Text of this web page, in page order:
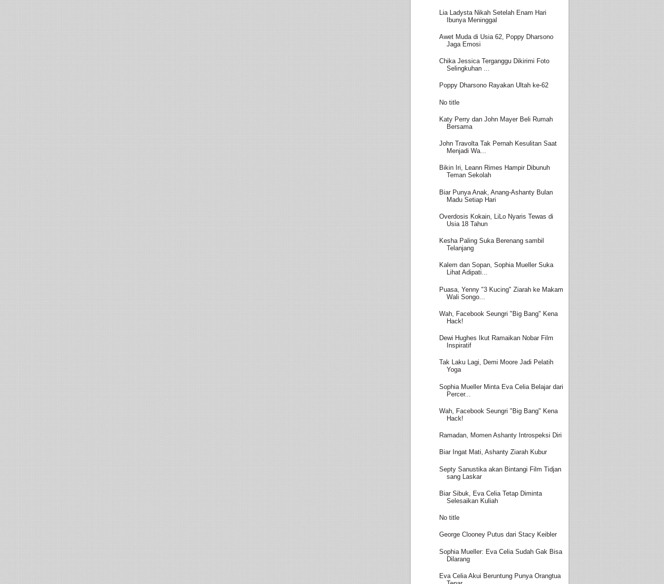
Lia Ladysta Nikah Setelah Enam Hari
Ibunya Meninggal
Awet Muda di Usia 62, Poppy Dharsono
Jaga Emosi
Chika Jessica Terganggu Dikirimi Foto
Selingkuhan ...
Poppy Dharsono Rayakan Ultah ke-62
No title
Katy Perry dan John Mayer Beli Rumah
Bersama
John Travolta Tak Pernah Kesulitan Saat
Menjadi Wa...
Bikin Iri, Leann Rimes Hampir Dibunuh
Teman Sekolah
Biar Punya Anak, Anang-Ashanty Bulan
Madu Setiap Hari
Overdosis Kokain, LiLo Nyaris Tewas di
Usia 18 Tahun
Kesha Paling Suka Berenang sambil
Telanjang
Kalem dan Sopan, Sophia Mueller Suka
Lihat Adipati...
Puasa, Yenny "3 Kucing" Ziarah ke Makam
Wali Songo...
Wah, Facebook Seungri "Big Bang" Kena
Hack!
Dewi Hughes Ikut Ramaikan Nobar Film
Inspiratif
Tak Laku Lagi, Demi Moore Jadi Pelatih
Yoga
Sophia Mueller Minta Eva Celia Belajar dari
Percer...
Wah, Facebook Seungri "Big Bang" Kena
Hack!
Ramadan, Momen Ashanty Introspeksi Diri
Biar Ingat Mati, Ashanty Ziarah Kubur
Septy Sanustika akan Bintangi Film Tidjan
sang Laskar
Biar Sibuk, Eva Celia Tetap Diminta
Selesaikan Kuliah
No title
George Clooney Putus dari Stacy Keibler
Sophia Mueller: Eva Celia Sudah Gak Bisa
Dilarang
Eva Celia Akui Beruntung Punya Orangtua